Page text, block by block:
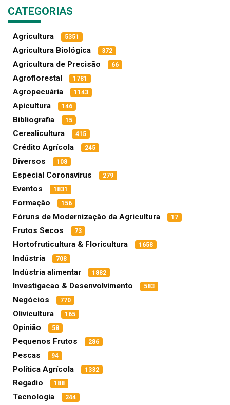
CATEGORIAS
Agricultura 5351
Agricultura Biológica 372
Agricultura de Precisão 66
Agroflorestal 1781
Agropecuária 1143
Apicultura 146
Bibliografia 15
Cerealicultura 415
Crédito Agrícola 245
Diversos 108
Especial Coronavírus 279
Eventos 1831
Formação 156
Fóruns de Modernização da Agricultura 17
Frutos Secos 73
Hortofruticultura & Floricultura 1658
Indústria 708
Indústria alimentar 1882
Investigacao & Desenvolvimento 583
Negócios 770
Olivicultura 165
Opinião 58
Pequenos Frutos 286
Pescas 94
Política Agrícola 1332
Regadio 188
Tecnologia 244